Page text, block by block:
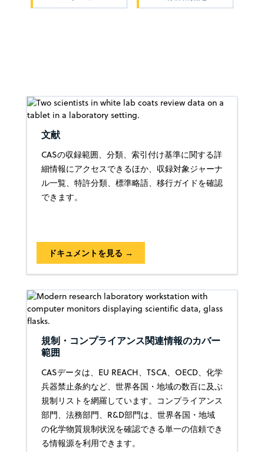
文献
CASの収録範囲、分類、索引付け基準に関する詳
細情報にアクセスできるほか、収録対象ジャーナ
ル一覧、特許分類、標準略語、移行ガイドを確認
できます。
ドキュメントを見る →
規制・コンプライアンス関連情報のカバー
範囲
CASデータは、EU REACH、TSCA、OECD、化学
兵器禁止条約など、世界各国・地域の数百に及ぶ
規制リストを網羅しています。コンプライアンス
部門、法務部門、R&D部門は、世界各国・地域
の化学物質規制状況を確認できる単一の信頼でき
る情報源を利用できます。